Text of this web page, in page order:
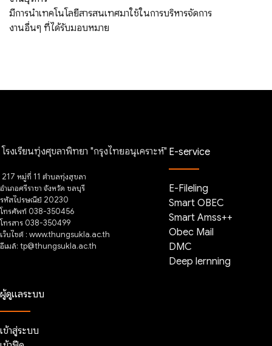
มีการนําเทคโนโลยีสารสนเทศมาใช้ในการบริหารจัดการ
งานอื่นๆ ที่ได้รับมอบหมาย
โรงเรียนทุ่งศุขลาพิทยา "กรุงไทยอนุเคราะห์"
217 หมู่ที่ 11 ตำบลทุ่งสุขลา
อำเภอศรีราชา จังหวัด ชลบุรี
รหัสไปรษณีย์ 20230
โทรศัพท์ 038-350456
โทรสาร 038-350499
เว็บไซต์ : www.thungsukla.ac.th
อีเมล์: tp@thungsukla.ac.th
E-service
E-Fileling
Smart OBEC
Smart Amss++
Obec Mail
DMC
Deep lernning
ผู้ดูแลระบบ
เข้าสู่ระบบ